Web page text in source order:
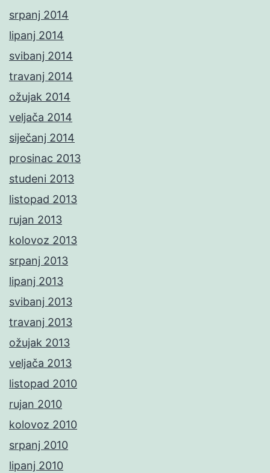
srpanj 2014
lipanj 2014
svibanj 2014
travanj 2014
ožujak 2014
veljača 2014
siječanj 2014
prosinac 2013
studeni 2013
listopad 2013
rujan 2013
kolovoz 2013
srpanj 2013
lipanj 2013
svibanj 2013
travanj 2013
ožujak 2013
veljača 2013
listopad 2010
rujan 2010
kolovoz 2010
srpanj 2010
lipanj 2010